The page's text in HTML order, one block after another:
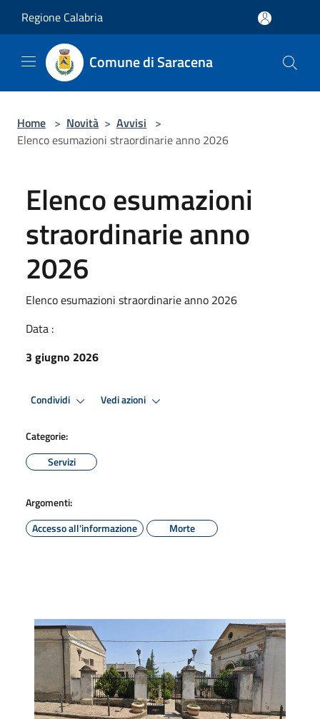
Regione Calabria
Comune di Saracena
Home > Novità > Avvisi >
Elenco esumazioni straordinarie anno 2026
Elenco esumazioni
straordinarie anno
2026
Elenco esumazioni straordinarie anno 2026
Data :
3 giugno 2026
Condividi Vedi azioni
Categorie:
Servizi
Argomenti:
Accesso all'informazione
Morte